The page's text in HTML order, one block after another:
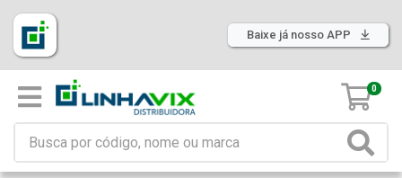
Baixe já nosso APP
0